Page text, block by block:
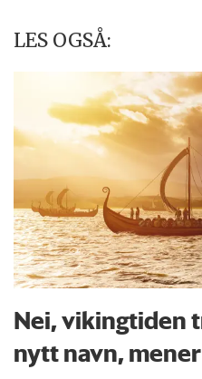
LES OGSÅ:
Nei, vikingtiden
nytt navn,